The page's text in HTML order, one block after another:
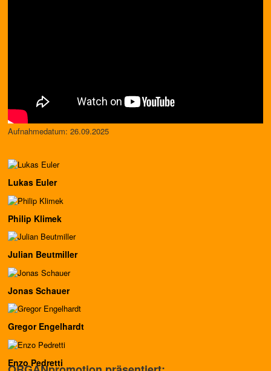
Aufnahmedatum: 26.09.2025
Lukas Euler
Philip Klimek
Julian Beutmiller
Jonas Schauer
Gregor Engelhardt
Enzo Pedretti